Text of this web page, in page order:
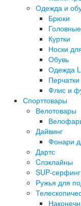
Одежда и
Брюки
Куртки
Носки
Обувь
Одежда
Перчатки
Флис и
Спорттовары
Велотовары
Дайвинг
Фонари
Дартс
Cлэклайны
SUP-серфинг
Ружья для